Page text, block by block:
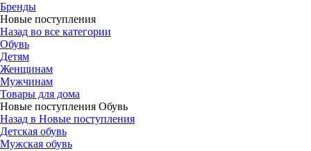
Бренды
Новые поступления
Назад во все категории
Обувь
Детям
Женщинам
Мужчинам
Товары для дома
Новые поступления Обувь
Назад в Новые поступления
Детская обувь
Мужская обувь